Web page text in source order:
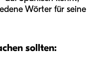
Wörter für seine
sollten: